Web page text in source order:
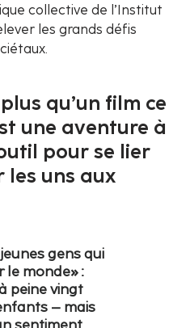
collective de l’Institut
les grands défis
qu’un film ce
une aventure à
pour se lier
les uns aux
gens qui
le monde» :
peine vingt
– mais
sentiment